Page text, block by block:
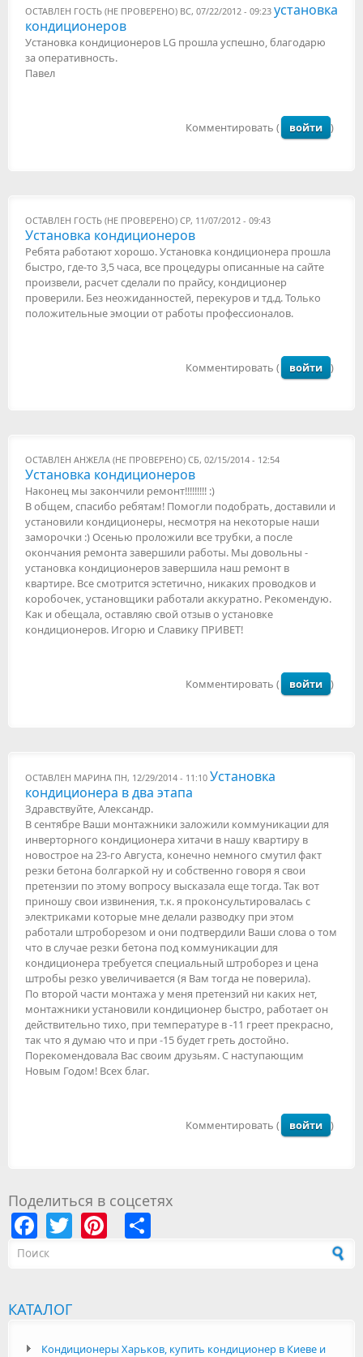
ОСТАВЛЕН ГОСТЬ (НЕ ПРОВЕРЕНО) ВС, 07/22/2012 - 09:23 установка
кондиционеров
Установка кондиционеров LG прошла успешно, благодарю
за оперативность.
Павел
Комментировать ( войти )
ОСТАВЛЕН ГОСТЬ (НЕ ПРОВЕРЕНО) СР, 11/07/2012 - 09:43
Установка кондиционеров
Ребята работают хорошо. Установка кондиционера прошла
быстро, где-то 3,5 часа, все процедуры описанные на сайте
произвели, расчет сделали по прайсу, кондиционер
проверили. Без неожиданностей, перекуров и тд.д. Только
положительные эмоции от работы профессионалов.
Комментировать ( войти )
ОСТАВЛЕН АНЖЕЛА (НЕ ПРОВЕРЕНО) СБ, 02/15/2014 - 12:54
Установка кондиционеров
Наконец мы закончили ремонт!!!!!!!!! :)
В общем, спасибо ребятам! Помогли подобрать, доставили и
установили кондиционеры, несмотря на некоторые наши
заморочки :) Осенью проложили все трубки, а после
окончания ремонта завершили работы. Мы довольны -
установка кондиционеров завершила наш ремонт в
квартире. Все смотрится эстетично, никаких проводков и
коробочек, установщики работали аккуратно. Рекомендую.
Как и обещала, оставляю свой отзыв о установке
кондиционеров. Игорю и Славику ПРИВЕТ!
Комментировать ( войти )
ОСТАВЛЕН МАРИНА ПН, 12/29/2014 - 11:10 Установка
кондиционера в два этапа
Здравствуйте, Александр.
В сентябре Ваши монтажники заложили коммуникации для
инверторного кондиционера хитачи в нашу квартиру в
новострое на 23-го Августа, конечно немного смутил факт
резки бетона болгаркой ну и собственно говоря я свои
претензии по этому вопросу высказала еще тогда. Так вот
приношу свои извинения, т.к. я проконсультировалась с
электриками которые мне делали разводку при этом
работали штроборезом и они подтвердили Ваши слова о том
что в случае резки бетона под коммуникации для
кондиционера требуется специальный штроборез и цена
штробы резко увеличивается (я Вам тогда не поверила).
По второй части монтажа у меня претензий ни каких нет,
монтажники установили кондиционер быстро, работает он
действительно тихо, при температуре в -11 греет прекрасно,
так что я думаю что и при -15 будет греть достойно.
Порекомендовала Вас своим друзьям. С наступающим
Новым Годом! Всех благ.
Комментировать ( войти )
Поделиться в соцсетях
Facebook
TwitterPinterest
Форма поиска
КАТАЛОГ
Кондиционеры Харьков, купить кондиционер в Киеве и